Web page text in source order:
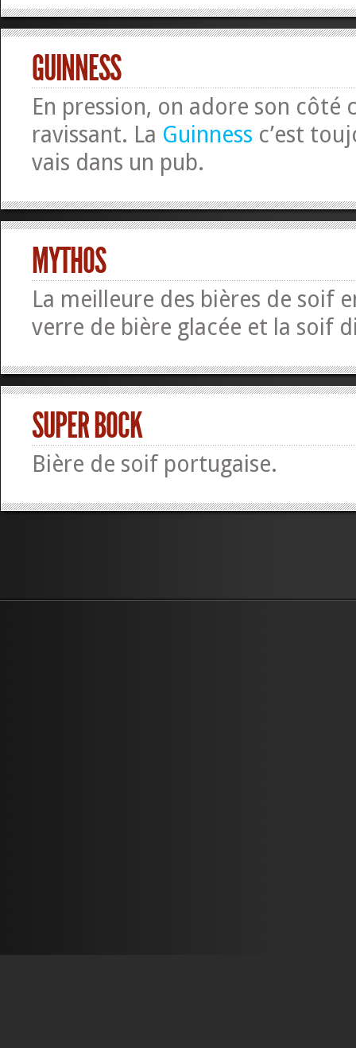
GUINNESS
En pression, on adore son
ravissant. La Guinness c’est
vais dans un pub.
MYTHOS
La meilleure des bières de soif
verre de bière glacée et la soif
SUPER BOCK
Bière de soif portugaise.